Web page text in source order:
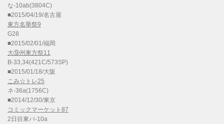
な-10ab(3804C)
■2015/04/19/名古屋
東方名華祭9
G28
■2015/02/01/福岡
大⑨州東方祭11
B-33,34(421C/573SP)
■2015/01/18/大阪
こみ☆トレ25
ネ-36a(1756C)
■2014/12/30/東京
コミックマーケット87
2日目東パ-10a